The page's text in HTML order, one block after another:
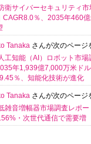
衛サイバーセキュリティ
CAGR8.0％、2035年460
Tanaka さんが次のページ
工知能（AI）ロボット市場
年1,939億7,000万米ド
％、知能化技術が進化
Tanaka さんが次のページ
雑音増幅器市場調査レポー
・次世代通信で需要増